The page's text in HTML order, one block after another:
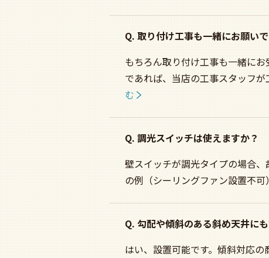
Q. 取り付け工事も一緒にお願い
もちろん取り付け工事も一緒に
であれば、当店の工事スタッフ
む
Q. 調光スイッチは使えますか？
壁スイッチが調光タイプの場合
の例（シーリングファン設置不
Q. 勾配や傾斜のある斜め天井に
はい、設置可能です。傾斜対応